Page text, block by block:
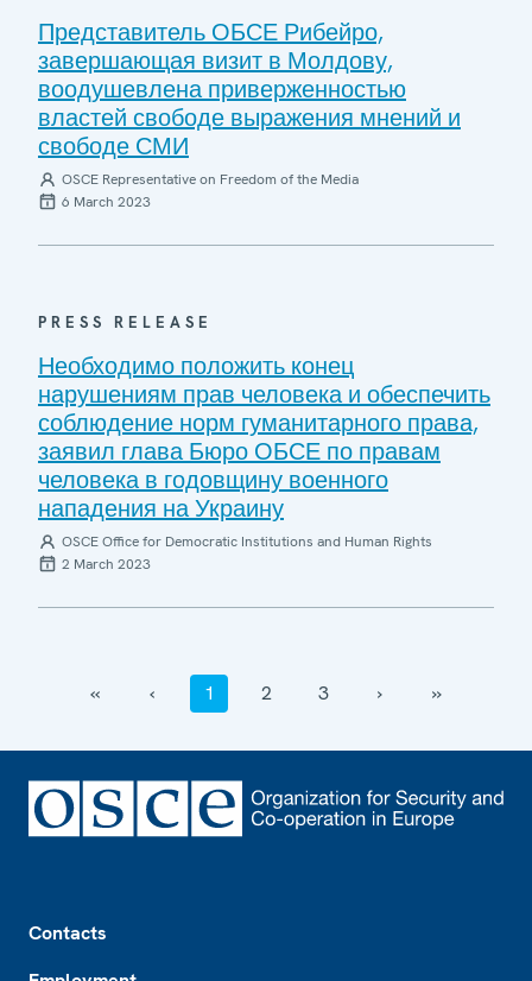
Представитель ОБСЕ Рибейро,
завершающая визит в Молдову,
воодушевлена приверженностью
властей свободе выражения мнений и
свободе СМИ
OSCE Representative on Freedom of the Media
6 March 2023
PRESS RELEASE
Необходимо положить конец
нарушениям прав человека и обеспечить
соблюдение норм гуманитарного права,
заявил глава Бюро ОБСЕ по правам
человека в годовщину военного
нападения на Украину
OSCE Office for Democratic Institutions and Human Rights
2 March 2023
‹‹ ‹ 1 2 3 › ››
Contacts